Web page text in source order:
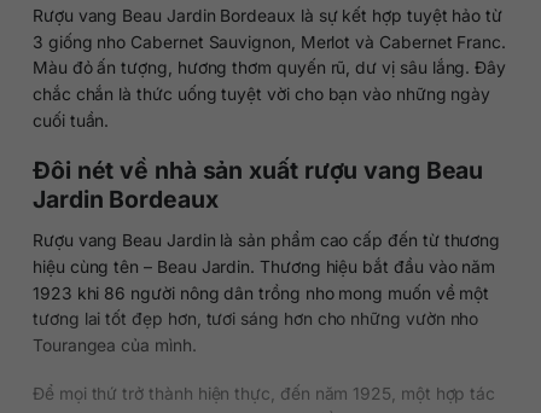
Rượu vang Beau Jardin Bordeaux là sự kết hợp tuyệt hảo từ
3 giống nho Cabernet Sauvignon, Merlot và Cabernet Franc.
Màu đỏ ấn tượng, hương thơm quyến rũ, dư vị sâu lắng. Đây
chắc chắn là thức uống tuyệt vời cho bạn vào những ngày
cuối tuần.
Đôi nét về nhà sản xuất rượu vang Beau
Jardin Bordeaux
Rượu vang Beau Jardin là sản phẩm cao cấp đến từ thương
hiệu cùng tên – Beau Jardin. Thương hiệu bắt đầu vào năm
1923 khi 86 người nông dân trồng nho mong muốn về một
tương lai tốt đẹp hơn, tươi sáng hơn cho những vườn nho
Tourangea của mình.
Để mọi thứ trở thành hiện thực, đến năm 1925, một hợp tác